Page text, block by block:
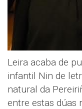
Leira acaba de
infantil Nin de
natural da
entre estas dúas